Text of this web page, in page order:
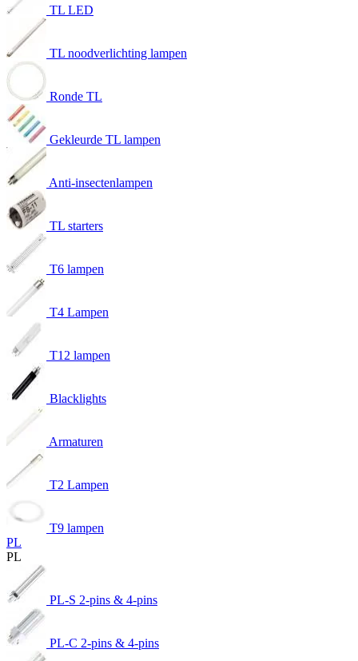
TL LED
TL noodverlichting lampen
Ronde TL
Gekleurde TL lampen
Anti-insectenlampen
TL starters
T6 lampen
T4 Lampen
T12 lampen
Blacklights
Armaturen
T2 Lampen
T9 lampen
PL
PL
PL-S 2-pins & 4-pins
PL-C 2-pins & 4-pins